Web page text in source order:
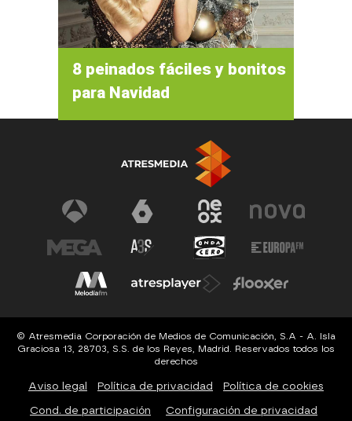
8 peinados fáciles y bonitos
para Navidad
© Atresmedia Corporación de Medios de Comunicación, S.A - A. Isla
Graciosa 13, 28703, S.S. de los Reyes, Madrid. Reservados todos los
derechos
Aviso legal Política de privacidad Política de cookies
Cond. de participación Configuración de privacidad